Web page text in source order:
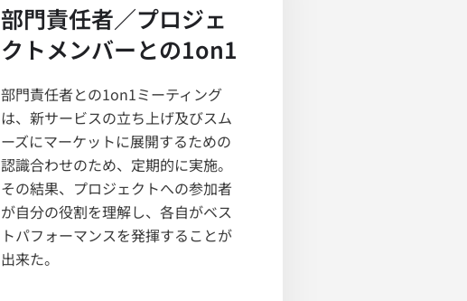
部門責任者／プロジェ
クトメンバーとの1on1
部門責任者との1on1ミーティング
は、新サービスの立ち上げ及びスム
ーズにマーケットに展開するための
認識合わせのため、定期的に実施。
その結果、プロジェクトへの参加者
が自分の役割を理解し、各自がベス
トパフォーマンスを発揮することが
出来た。